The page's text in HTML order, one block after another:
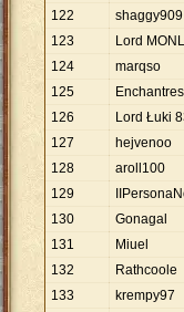
122
shaggy909
123
Lord
124
marqso
125
126
Lord Łuki
127
hejvenoo
128
aroll100
129
130
Gonagal
131
Miuel
132
Rathcoole
133
krempy97